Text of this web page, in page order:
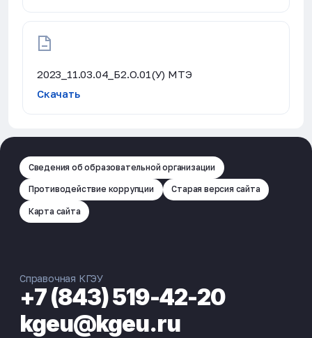
2023_11.03.04_Б2.О.01(У) МТЭ
Скачать
Сведения об образовательной организации
Противодействие коррупции Старая версия сайта
Карта сайта
Справочная КГЭУ
+7 (843) 519-42-20
kgeu@kgeu.ru